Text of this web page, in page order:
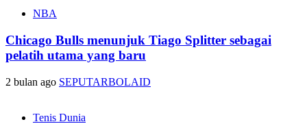
NBA
Chicago Bulls menunjuk Tiago Splitter sebagai
pelatih utama yang baru
2 bulan ago SEPUTARBOLAID
Tenis Dunia